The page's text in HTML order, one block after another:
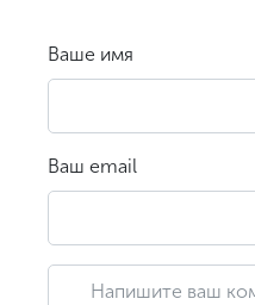
Ваше имя
Ваш email